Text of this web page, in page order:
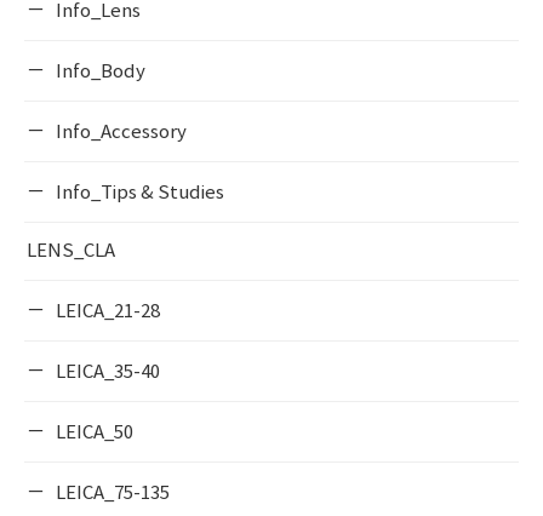
Info_Lens
Info_Body
Info_Accessory
Info_Tips & Studies
LENS_CLA
LEICA_21-28
LEICA_35-40
LEICA_50
LEICA_75-135